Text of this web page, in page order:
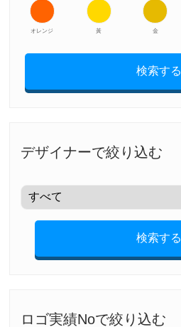
オレンジ 黃 金
検索する
デザイナーで絞り込む
検索する
ロゴ実績Noで絞り込む